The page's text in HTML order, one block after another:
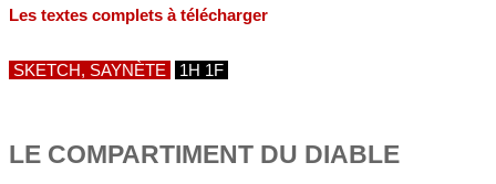
Les textes complets à télécharger
SKETCH, SAYNÈTE 1H 1F
LE COMPARTIMENT DU DIABLE